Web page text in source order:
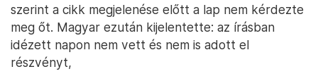
szerint a cikk megjelenése előtt a lap nem kérdezte
meg őt. Magyar ezután kijelentette: az írásban
idézett napon nem vett és nem is adott el
részvényt,